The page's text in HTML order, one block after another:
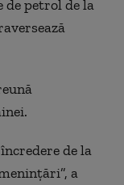
petrol de la
de la
a